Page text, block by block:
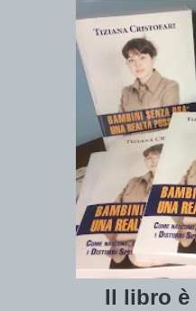
Il libro è